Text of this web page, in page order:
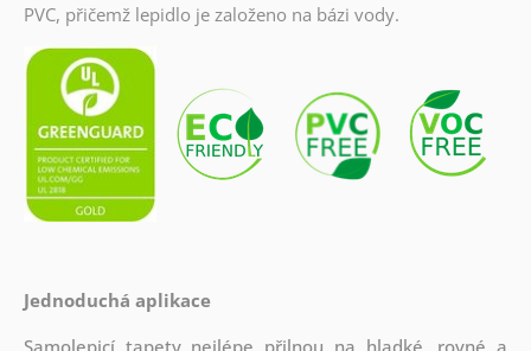
PVC, přičemž lepidlo je založeno na bázi vody.
Jednoduchá aplikace
Samolepicí tapety nejlépe přilnou na hladké, rovné a